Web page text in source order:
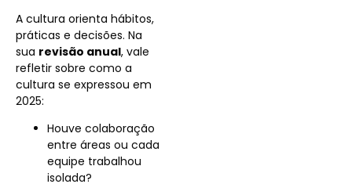
A cultura orienta hábitos,
práticas e decisões. Na
sua revisão anual, vale
refletir sobre como a
cultura se expressou em
2025:
Houve colaboração
entre áreas ou cada
equipe trabalhou
isolada?